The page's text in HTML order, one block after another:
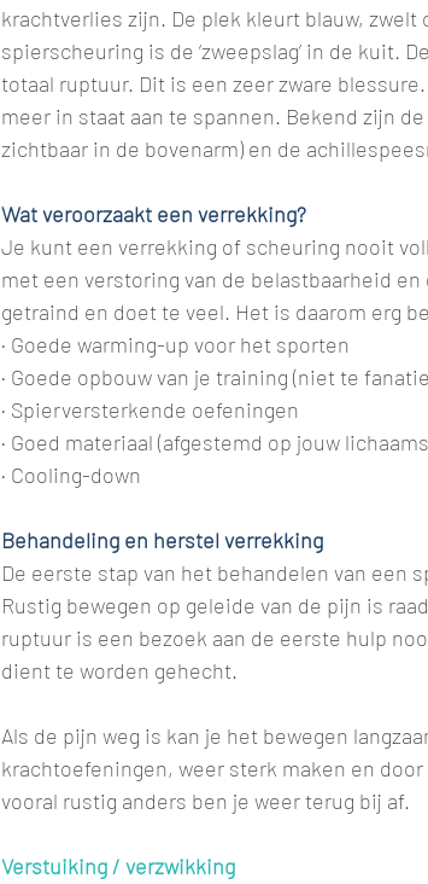
krachtverlies zijn. De plek kleurt blauw,
spierscheuring is de ‘zweepslag’ in de kuit.
totaal ruptuur. Dit is een zeer zware
meer in staat aan te spannen. Bekend zijn
zichtbaar in de bovenarm) en de
Wat veroorzaakt een verrekking?
Je kunt een verrekking of scheuring nooit
met een verstoring van de belastbaarheid
getraind en doet te veel. Het is daarom erg
· Goede warming-up voor het sporten
· Goede opbouw van je training (niet te
· Spierversterkende oefeningen
· Goed materiaal (afgestemd op jouw
· Cooling-down
Behandeling en herstel verrekking
De eerste stap van het behandelen van
Rustig bewegen op geleide van de pijn is
ruptuur is een bezoek aan de eerste hulp
dient te worden gehecht.
Als de pijn weg is kan je het bewegen
krachtoefeningen, weer sterk maken en
vooral rustig anders ben je weer terug bij af.
Verstuiking / verzwikking